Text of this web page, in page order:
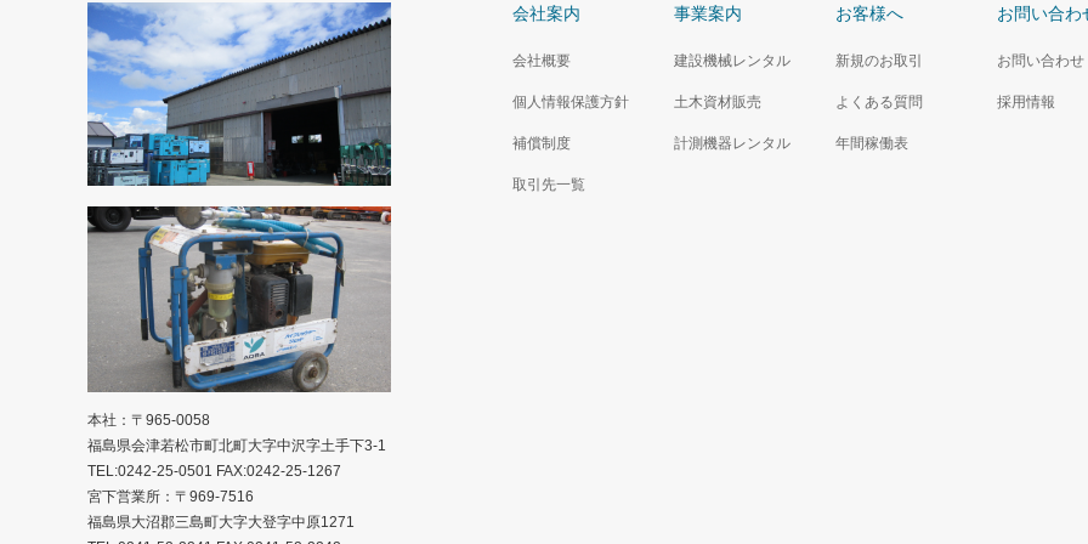
会社案内
会社概要
個人情報保護方針
補償制度
取引先一覧
事業案内
建設機械レンタル
土木資材販売
計測機器レンタル
お客様へ
新規のお取引
よくある質問
年間稼働表
お問い合わ
お問い合わせ
採用情報
本社：〒965-0058
福島県会津若松市町北町大字中沢字土手下3-1
TEL:0242-25-0501 FAX:0242-25-1267
宮下営業所：〒969-7516
福島県大沼郡三島町大字大登字中原1271